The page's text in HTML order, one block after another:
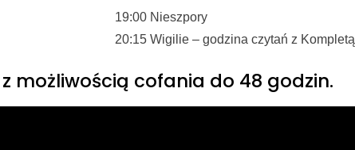
19:00 Nieszpory
20:15 Wigilie – godzina czytań z Kompletą
możliwością cofania do 48 godzin.